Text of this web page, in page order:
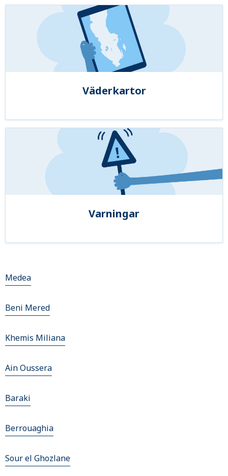
Väderkartor
Varningar
Medea
Beni Mered
Khemis Miliana
Ain Oussera
Baraki
Berrouaghia
Sour el Ghozlane